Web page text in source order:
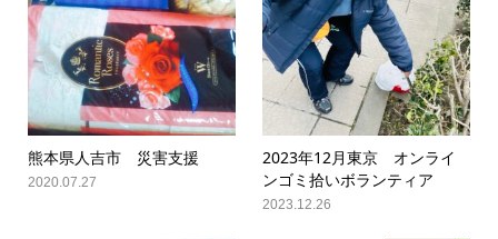
熊本県人吉市 災害支援
2020.07.27
2023年12月東京 オンライ
ンゴミ拾いボランティア
2023.12.26